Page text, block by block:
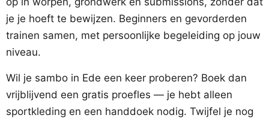
je je hoeft te bewijzen. Beginners en gevorderden
trainen samen, met persoonlijke begeleiding op jouw
niveau.
Wil je sambo in Ede een keer proberen? Boek dan
vrijblijvend een gratis proefles — je hebt alleen
sportkleding en een handdoek nodig. Twijfel je nog